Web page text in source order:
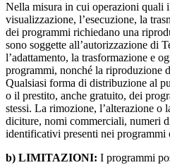
Nella misura in cui operazioni quali
visualizzazione, l’esecuzione, la
dei programmi richiedano una
sono soggette all’autorizzazione di
l’adattamento, la trasformazione e
programmi, nonché la riproduzione
Qualsiasi forma di distribuzione al
o il prestito, anche gratuito, dei
stessi. La rimozione, l’alterazione o
diciture, nomi commerciali, numeri
identificativi presenti nei programmi
b) LIMITAZIONI: I programmi